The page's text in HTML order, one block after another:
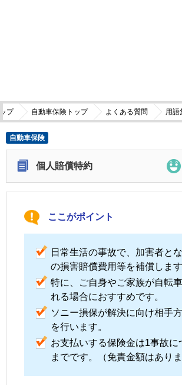
プ 自動車保険トップ よくある質問 用語
自動車保険
個人賠償特約
ここがポイント
日常生活の事故で、加害者と
の損害賠償費用等を補償します
特に、ご自身やご家族が自転
れる場合におすすめです。
ソニー損保が解決に向け相手
を行います。
お支払いする保険金は1事故に
までです。（免責金額はありま